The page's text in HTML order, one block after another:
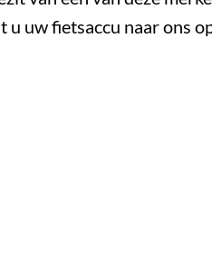
uw fietsaccu naar ons